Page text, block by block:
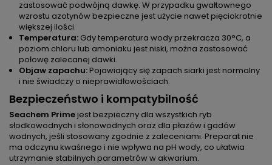
zastosować podwójną dawkę. W przypadku gwałtownego
wzrostu azotynów bezpieczne jest użycie nawet pięciokrotnie
większej ilości.
Temperatura: Gdy temperatura wody przekracza 30°C, a
poziom chloru lub amoniaku jest niski, można zastosować
połowę zalecanej dawki.
Objaw zapachu:Pojawiający się zapach siarki jest normalny
i nie świadczy o nieprawidłowościach.
Bezpieczeństwo i kompatybilność
Seachem Primejest bezpieczny dla wszystkich ryb
słodkowodnych i słonowodnych oraz dla płazów i gadów
wodnych, jeśli stosowany zgodnie z zaleceniami. Preparat nie
ma odczynu kwaśnego i nie wpływa na pH wody, co ułatwia
utrzymanie stabilnych parametrów w akwarium.